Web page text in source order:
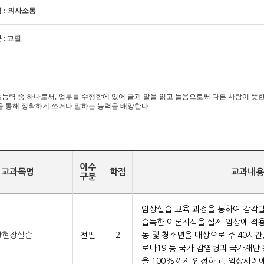
: 의사소통
: 교필
력 중 하나로서, 업무를 수행함에 있어 글과 말을 읽고 들음으로써 다른 사람이 뜻
통해 정확하게 쓰거나 말하는 능력을 배양한다.
교과목명
이수
구분
학점 교과내
장실습 전필 2
임상실습 교육 과정을 통하여 감각
습득한 이론지식을 실제 임상에 적
동 및 청소년을 대상으로 주 40시
로나19 등 국가 감염병과 국가재난
을 100%까지 인정하고, 임상사례